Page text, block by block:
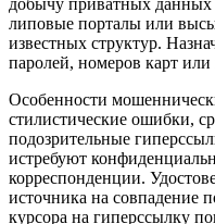
добычу приватных
липовые порталы или
известных структур.
паролей, номеров карт
Особенности
стилистические ошибки,
подозрительные
истребуют
корреспонденции.
источника на совпадение
курсора на гиперссылку